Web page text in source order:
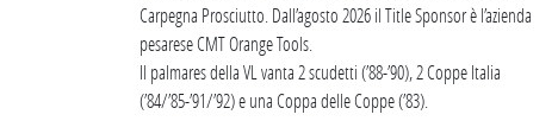
Carpegna Prosciutto. Dall’agosto 2026 il Title Sponsor è l’azienda
pesarese CMT Orange Tools.
Il palmares della VL vanta 2 scudetti (’88-’90), 2 Coppe Italia
(’84/’85-’91/’92) e una Coppa delle Coppe (’83).